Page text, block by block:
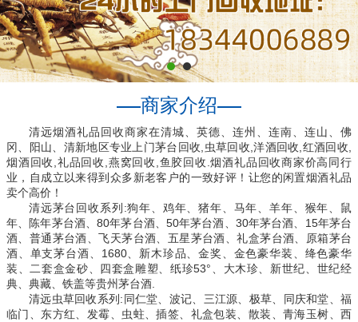
商家介绍
清远烟酒礼品回收商家在清城、英德、连州、连南、连山、佛
冈、阳山、清新地区专业上门茅台回收,虫草回收,洋酒回收,红酒回收,
烟酒回收,礼品回收,燕窝回收,鱼胶回收.烟酒礼品回收商家价高同行
业，自成立以来得到众多新老客户的一致好评！让您的闲置烟酒礼品
卖个高价！
清远茅台回收系列:狗年、鸡年、猪年、马年、羊年、猴年、鼠
年、陈年茅台酒、80年茅台酒、50年茅台酒、30年茅台酒、15年茅台
酒、普通茅台酒、飞天茅台酒、五星茅台酒、礼盒茅台酒、原箱茅台
酒、单支茅台酒、1680、新木珍品、金奖、金色豪华装、绛色豪华
装、二套盒金砂、四套盒雕塑、纸珍53°、大木珍、新世纪、世纪经
典、典藏、铁盖等贵州茅台酒.
清远虫草回收系列:同仁堂、波记、三江源、极草、同庆和堂、福
临门、东方红、发霉、虫蛀、插签、礼盒包装、散装、青海玉树、西